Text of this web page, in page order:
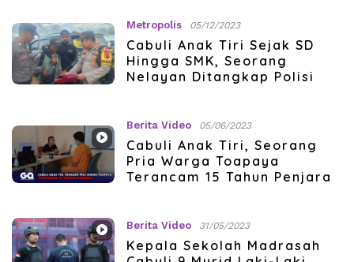
Metropolis 05/12/2023
Cabuli Anak Tiri Sejak SD
Hingga SMK, Seorang
Nelayan Ditangkap Polisi
Berita Video 05/06/2023
Cabuli Anak Tiri, Seorang
Pria Warga Toapaya
Terancam 15 Tahun Penjara
Berita Video 31/05/2023
Kepala Sekolah Madrasah